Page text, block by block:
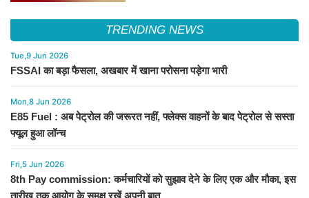
TRENDING NEWS
Tue,9 Jun 2026
FSSAI का बड़ा फैसला, अखबार में खाना परोसना पड़ेगा भारी
Mon,8 Jun 2026
E85 Fuel : अब पेट्रोल की जरूरत नहीं, फ्लेक्स वाहनों के बाद पेट्रोल से सस्ता
फ्यूल हुआ लॉन्च
Fri,5 Jun 2026
8th Pay commission: कर्मचारियों को सुझाव देने के लिए एक और मौका, इस